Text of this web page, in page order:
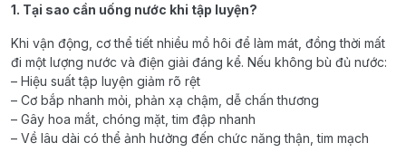
1. Tại sao cần uống nước khi tập luyện?
Khi vận động, cơ thể tiết nhiều mồ hôi để làm mát, đồng thời mất
đi một lượng nước và điện giải đáng kể. Nếu không bù đủ nước:
– Hiệu suất tập luyện giảm rõ rệt
– Cơ bắp nhanh mỏi, phản xạ chậm, dễ chấn thương
– Gây hoa mắt, chóng mặt, tim đập nhanh
– Về lâu dài có thể ảnh hưởng đến chức năng thận, tim mạch